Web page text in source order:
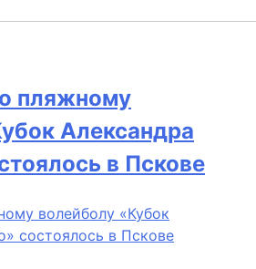
пляжному
Александра
в Пскове
волейболу «Кубок
состоялось в Пскове